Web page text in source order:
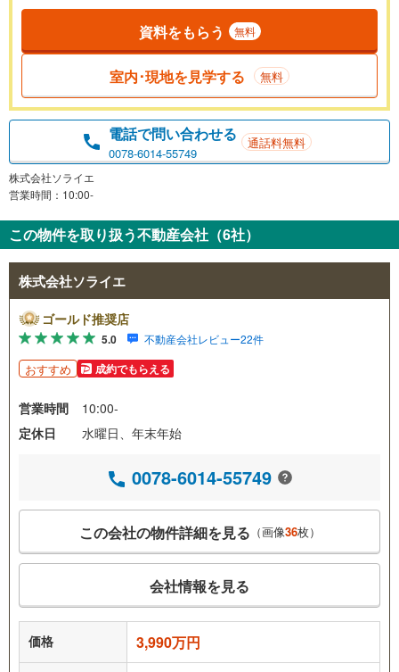
資料をもらう 無料
室内･現地を見学する 無料
電話で問い合わせる
0078-6014-55749
通話料無料
株式会社ソライエ
営業時間：10:00-
この物件を取り扱う不動産会社（6社）
株式会社ソライエ
ゴールド推奨店
5.0 不動産会社レビュー22件
おすすめ 成約でもらえる
営業時間
10:00-
定休日
水曜日、年末年始
0078-6014-55749
この会社の物件詳細を見る （画像36枚）
会社情報を見る
価格 3,990万円